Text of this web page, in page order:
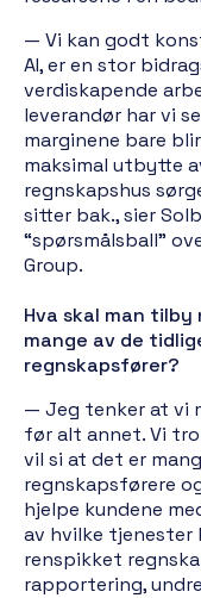
— Vi kan godt
AI, er en stor
verdiskapende
leverandør har vi
marginene bare
maksimal utbytte
regnskapshus
sitter bak., sier
“spørsmålsball”
Group.
Hva skal man
mange av de
regnskapsfører?
— Jeg tenker at vi
før alt annet. Vi
vil si at det er
regnskapsførere
hjelpe kundene
av hvilke tjenester
renspikket
rapportering,